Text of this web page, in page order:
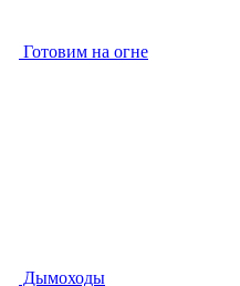
Готовим на огне
Дымоходы